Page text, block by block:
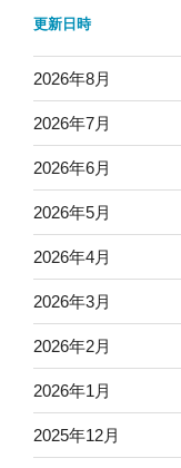
更新日時
2026年8月
2026年7月
2026年6月
2026年5月
2026年4月
2026年3月
2026年2月
2026年1月
2025年12月